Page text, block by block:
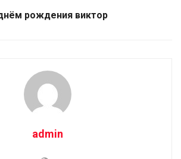
рождения виктор
admin